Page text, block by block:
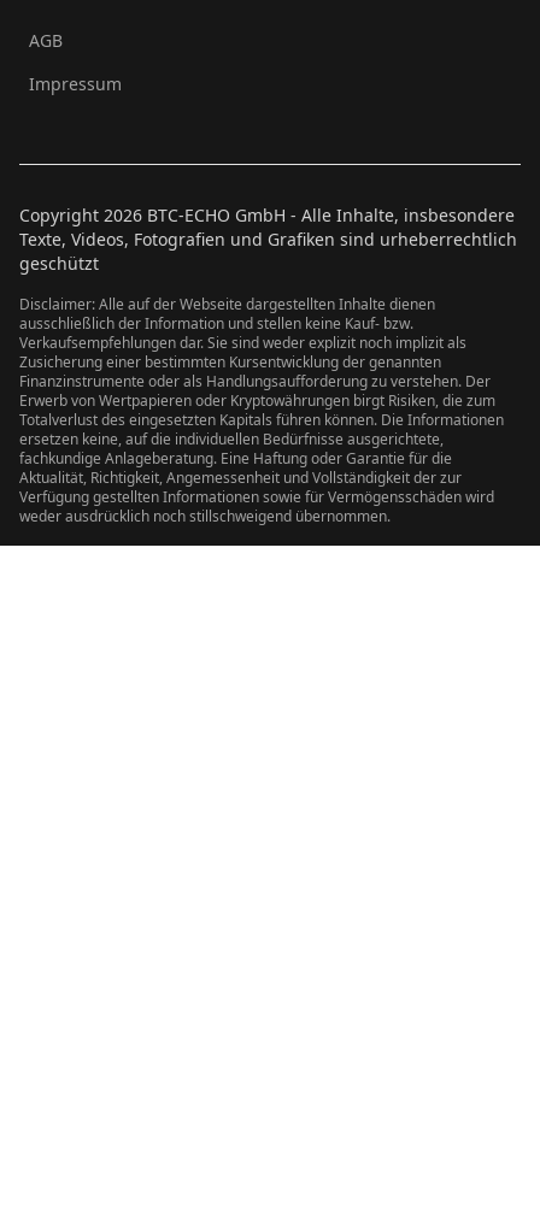
AGB
Impressum
Copyright 2026 BTC-ECHO GmbH - Alle Inhalte, insbesondere
Texte, Videos, Fotografien und Grafiken sind urheberrechtlich
geschützt
Disclaimer: Alle auf der Webseite dargestellten Inhalte dienen
ausschließlich der Information und stellen keine Kauf- bzw.
Verkaufsempfehlungen dar. Sie sind weder explizit noch implizit als
Zusicherung einer bestimmten Kursentwicklung der genannten
Finanzinstrumente oder als Handlungsaufforderung zu verstehen. Der
Erwerb von Wertpapieren oder Kryptowährungen birgt Risiken, die zum
Totalverlust des eingesetzten Kapitals führen können. Die Informationen
ersetzen keine, auf die individuellen Bedürfnisse ausgerichtete,
fachkundige Anlageberatung. Eine Haftung oder Garantie für die
Aktualität, Richtigkeit, Angemessenheit und Vollständigkeit der zur
Verfügung gestellten Informationen sowie für Vermögensschäden wird
weder ausdrücklich noch stillschweigend übernommen.